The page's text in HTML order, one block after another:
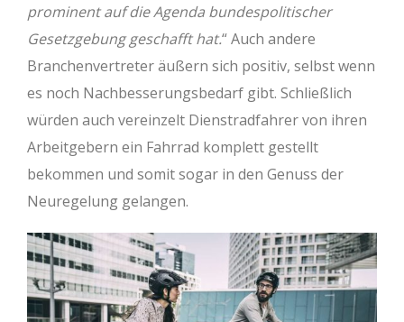
prominent auf die Agenda bundespolitischer
Gesetzgebung geschafft hat.“ Auch andere
Branchenvertreter äußern sich positiv, selbst wenn
es noch Nachbesserungsbedarf gibt. Schließlich
würden auch vereinzelt Dienstradfahrer von ihren
Arbeitgebern ein Fahrrad komplett gestellt
bekommen und somit sogar in den Genuss der
Neuregelung gelangen.